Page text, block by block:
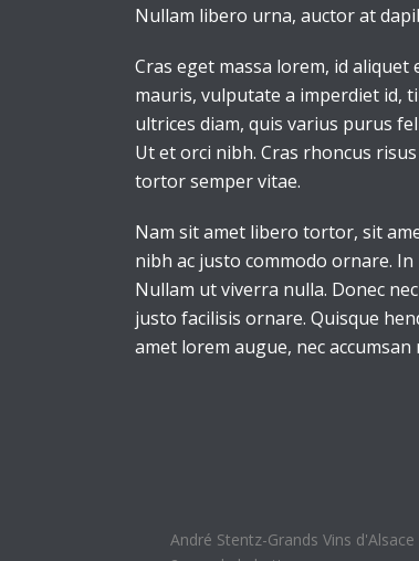
Nullam libero urna, auctor at
Cras eget massa lorem, id
mauris, vulputate a imperdiet id,
ultrices diam, quis varius purus
Ut et orci nibh. Cras rhoncus
tortor semper vitae.
Nam sit amet libero tortor, sit
nibh ac justo commodo ornare.
Nullam ut viverra nulla. Donec
justo facilisis ornare. Quisque
amet lorem augue, nec
André Stentz-Grands Vins d'Alsace